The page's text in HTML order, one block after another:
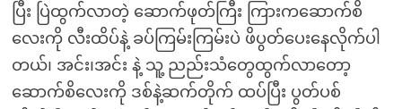
ပြီး ပြဲထွက်လာတဲ့ ဆောက်ဖုတ်ကြီး ကြားကဆောက်စိ
လေးကို လီးထိပ်နဲ့ ခပ်ကြမ်းကြမ်းပဲ ဖိပွတ်ပေးနေလိုက်ပါ
တယ်၊ အင်း၊အင်း နဲ့ သူ့ ညည်းသံတွေထွက်လာတော့
ဆောက်စိလေးကို ဒစ်နဲ့ဆက်တိုက် ထပ်ပြီး ပွတ်ပစ်